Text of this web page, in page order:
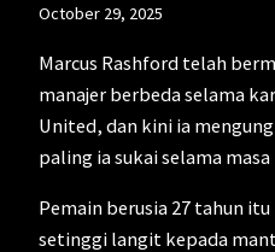
October 29, 2025
Marcus Rashford telah
manajer berbeda selama
United, dan kini ia
paling ia sukai selama
Pemain berusia 27 tahun
setinggi langit kepada